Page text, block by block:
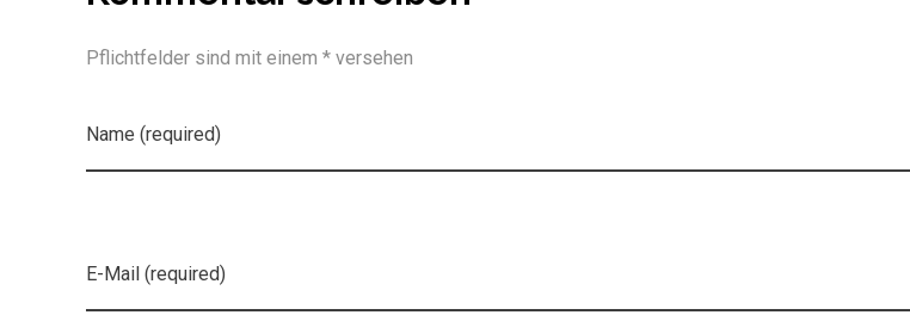
Pflichtfelder sind mit einem * versehen
Name (required)
E-Mail (required)